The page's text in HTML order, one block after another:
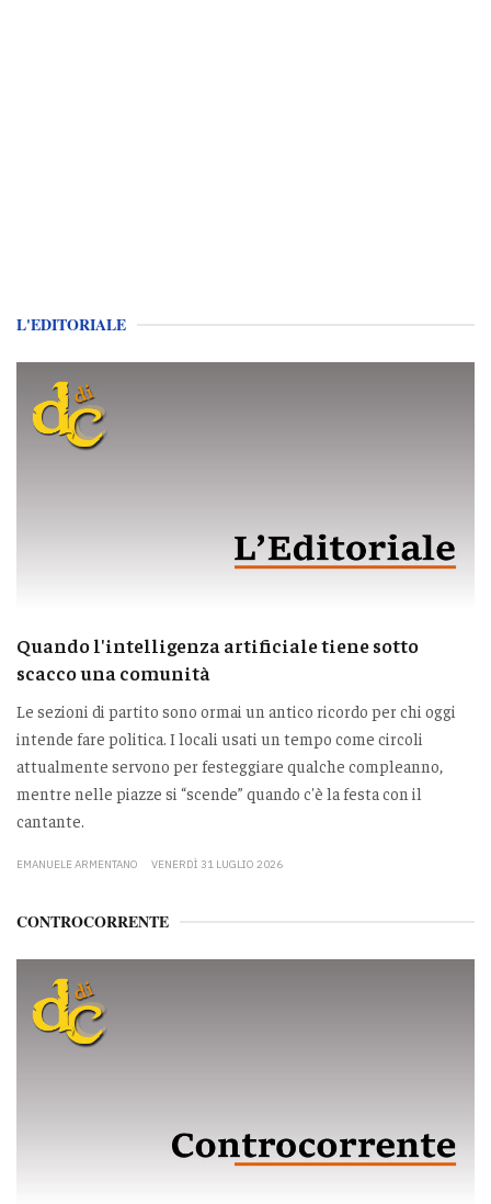
L'EDITORIALE
Quando l'intelligenza artificiale tiene sotto
scacco una comunità
Le sezioni di partito sono ormai un antico ricordo per chi oggi
intende fare politica. I locali usati un tempo come circoli
attualmente servono per festeggiare qualche compleanno,
mentre nelle piazze si “scende” quando c'è la festa con il
cantante.
EMANUELE ARMENTANO VENERDÌ 31 LUGLIO 2026
CONTROCORRENTE